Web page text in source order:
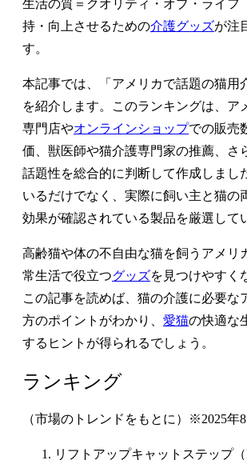
生活の質＝クオリティ・オブ・ライフ
持・向上させるための介護グッズが注
す。
本記事では、「アメリカで話題の猫用
を紹介します。このランキングは、ア
専門店やオンラインショップでの販売
価、獣医師や猫介護専門家の推薦、さ
話題性を総合的に判断して作成しまし
いるだけでなく、実際に飼い主と猫の
効果が確認されている製品を厳選して
高齢猫や体の不自由な猫を飼うアメリ
常生活で役立つグッズを見つけやすく
この記事を読めば、猫の介護に必要な
方のポイントがわかり、 愛猫の快適な
するヒントが得られるでしょう。
ランキング
（市場のトレンドをもとに）※2025年
リフトアップキャットステップ